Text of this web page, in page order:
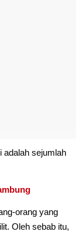
adalah sejumlah
orang yang
Oleh sebab itu,